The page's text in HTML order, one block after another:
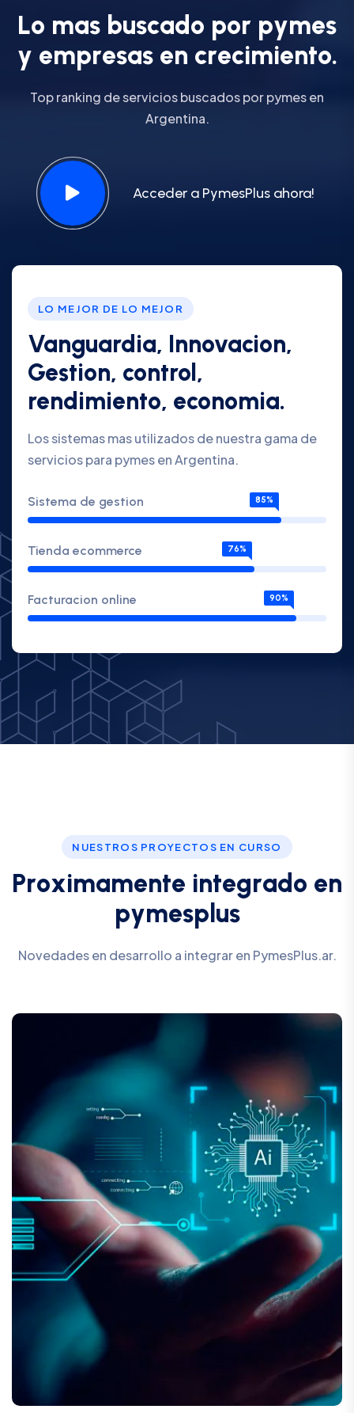
Lo mas buscado por pymes
y empresas en crecimiento.
Top ranking de servicios buscados por pymes en
Argentina.
Acceder a PymesPlus ahora!
LO MEJOR DE LO MEJOR
Vanguardia, Innovacion,
Gestion, control,
rendimiento, economia.
Los sistemas mas utilizados de nuestra gama de
servicios para pymes en Argentina.
Sistema de gestion 85%
Tienda ecommerce 76%
Facturacion online 90%
NUESTROS PROYECTOS EN CURSO
Proximamente integrado en
pymesp us
Novedades en desarrollo a integrar en PymesPlus.ar.